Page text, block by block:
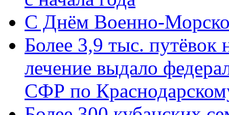
C Днём Военно-
Более 3,9 тыс. путёвок
лечение выдало
СФР по